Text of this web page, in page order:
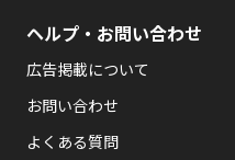
ヘルプ・お問い合わせ
広告掲載について
お問い合わせ
よくある質問